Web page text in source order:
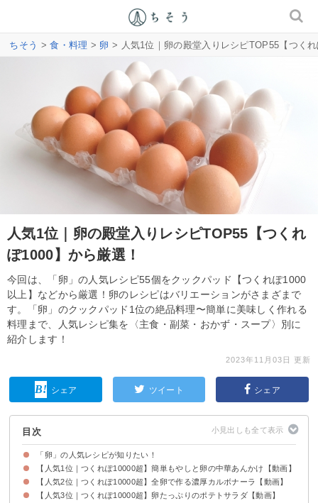
ちそう >食・料理 > 卵 > 人気1位｜卵の殿堂入りレシピTOP55【つく
人気1位｜卵の殿堂入りレシピTOP55【つくれ
ぽ1000】から厳選！
今回は、「卵」の人気レシピ55個をクックパッド【つくれぽ1000
以上】などから厳選！卵のレシピはバリエーションがさまざまで
す。「卵」のクックパッド1位の絶品料理〜簡単に美味しく作れる
料理まで、人気レシピ集を〈主食・副菜・おかず・スープ〉別に
紹介します！
2023年11月03日 更新
シェア ツイート シェア
目次
「卵」の人気レシピが知りたい！
【人気1位｜つくれぽ10000超】簡単もやしと卵の中華あんかけ【動画】
【人気2位｜つくれぽ10000超】全卵で作る濃厚カルボナーラ【動画】
【人気3位｜つくれぽ10000超】卵たっぷりのポテトサラダ【動画】